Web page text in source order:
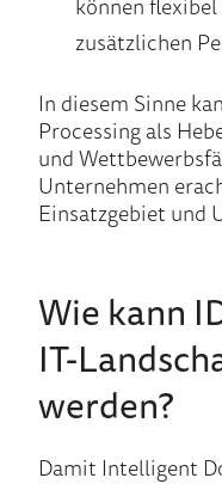
zusätzlichen
In diesem Sinne
Processing als
und
Unternehmen
Einsatzgebiet und
Wie kann
IT-
werden?
Damit Intelligent